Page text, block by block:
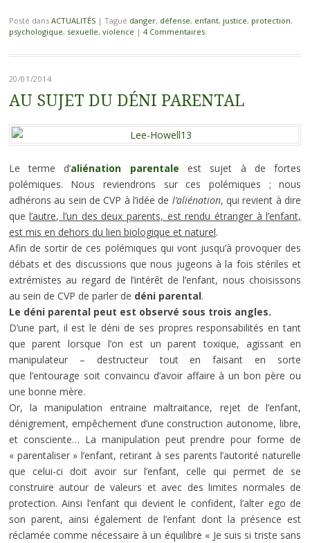
Posté dans ACTUALITÉS | Tagué danger, défense, enfant, justice, protection,
psychologique, sexuelle, violence | 4 Commentaires
20/01/2014
AU SUJET DU DÉNI PARENTAL
Le terme d’aliénation parentale est sujet à de fortes
polémiques. Nous reviendrons sur ces polémiques ; nous
adhérons au sein de CVP à l’idée de l’aliénation, qui revient à dire
quel’autre, l’un des deux parents, est rendu étranger à l’enfant,
est mis en dehors du lien biologique et naturel.
Afin de sortir de ces polémiques qui vont jusqu’à provoquer des
débats et des discussions que nous jugeons à la fois stériles et
extrémistes au regard de l’intérêt de l’enfant, nous choisissons
au sein de CVP de parler de déni parental.
Le déni parental peut est observé sous trois angles.
D’une part, il est le déni de ses propres responsabilités en tant
que parent lorsque l’on est un parent toxique, agissant en
manipulateur – destructeur tout en faisant en sorte
que l’entourage soit convaincu d’avoir affaire à un bon père ou
une bonne mère.
Or, la manipulation entraine maltraitance, rejet de l’enfant,
dénigrement, empêchement d’une construction autonome, libre,
et consciente… La manipulation peut prendre pour forme de
« parentaliser » l’enfant, retirant à ses parents l’autorité naturelle
que celui-ci doit avoir sur l’enfant, celle qui permet de se
construire autour de valeurs et avec des limites normales de
protection. Ainsi l’enfant qui devient le confident, l’alter ego de
son parent, ainsi également de l’enfant dont la présence est
réclamée comme nécessaire à un équilibre « Je suis si triste sans